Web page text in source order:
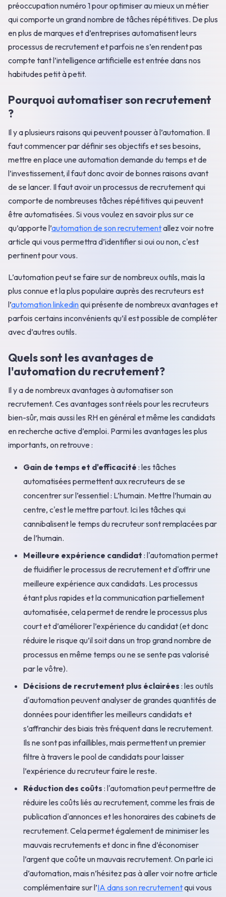
préoccupation numéro 1 pour optimiser au mieux un métier
qui comporte un grand nombre de tâches répétitives. De plus
en plus de marques et d’entreprises automatisent leurs
processus de recrutement et parfois ne s’en rendent pas
compte tant l’intelligence artificielle est entrée dans nos
habitudes petit à petit.
Pourquoi automatiser son recrutement
?
Il y a plusieurs raisons qui peuvent pousser à l’automation. Il
faut commencer par définir ses objectifs et ses besoins,
mettre en place une automation demande du temps et de
l’investissement, il faut donc avoir de bonnes raisons avant
de se lancer. Il faut avoir un processus de recrutement qui
comporte de nombreuses tâches répétitives qui peuvent
être automatisées. Si vous voulez en savoir plus sur ce
qu’apporte l’automation de son recrutementallez voir notre
article qui vous permettra d’identifier si oui ou non, c'est
pertinent pour vous.
L’automation peut se faire sur de nombreux outils, mais la
plus connue et la plus populaire auprès des recruteurs est
l’automation linkedinqui présente de nombreux avantages et
parfois certains inconvénients qu’il est possible de compléter
avec d’autres outils.
Quels sont les avantages de
l'automation du recrutement?
Il y a de nombreux avantages à automatiser son
recrutement. Ces avantages sont réels pour les recruteurs
bien-sûr, mais aussi les RH en général et même les candidats
en recherche active d’emploi. Parmi les avantages les plus
importants, on retrouve :
Gain de temps et d'efficacité : les tâches
automatisées permettent aux recruteurs de se
concentrer sur l’essentiel : L’humain. Mettre l’humain au
centre, c'est le mettre partout. Ici les tâches qui
cannibalisent le temps du recruteur sont remplacées par
de l’humain.
Meilleure expérience candidat : l'automation permet
de fluidifier le processus de recrutement et d'offrir une
meilleure expérience aux candidats. Les processus
étant plus rapides et la communication partiellement
automatisée, cela permet de rendre le processus plus
court et d’améliorer l’expérience du candidat (et donc
réduire le risque qu’il soit dans un trop grand nombre de
processus en même temps ou ne se sente pas valorisé
par le vôtre).
Décisions de recrutement plus éclairées : les outils
d'automation peuvent analyser de grandes quantités de
données pour identifier les meilleurs candidats et
s’affranchir des biais très fréquent dans le recrutement.
Ils ne sont pas infaillibles, mais permettent un premier
filtre à travers le pool de candidats pour laisser
l’expérience du recruteur faire le reste.
Réduction des coûts : l'automation peut permettre de
réduire les coûts liés au recrutement, comme les frais de
publication d'annonces et les honoraires des cabinets de
recrutement. Cela permet également de minimiser les
mauvais recrutements et donc in fine d’économiser
l’argent que coûte un mauvais recrutement. On parle ici
d’automation, mais n’hésitez pas à aller voir notre article
complémentaire sur l’IA dans son recrutementqui vous